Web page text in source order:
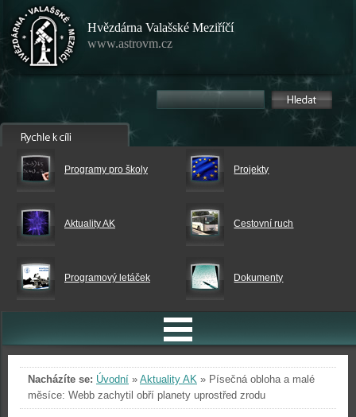
Hvězdárna Valašské Meziříčí
www.astrovm.cz
Programy pro školy Projekty
Aktuality AK Cestovní ruch
Programový letáček Dokumenty
Nacházíte se: Úvodní » Aktuality AK » Písečná obloha a malé
měsíce: Webb zachytil obří planety uprostřed zrodu